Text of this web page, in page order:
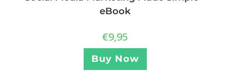
eBook
€9,95
Buy Now